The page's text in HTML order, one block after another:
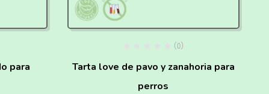
para
(0)
Tarta love de pavo y zanahoria para
perros